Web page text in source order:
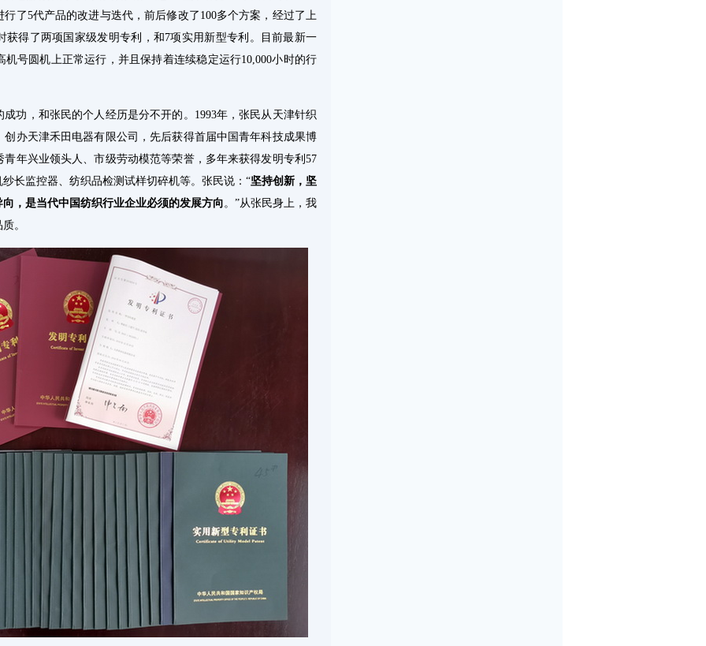
了5代产品的改进与迭代，前后修改了100多个方案，经过了上
获得了两项国家级发明专利，和7项实用新型专利。目前最新一
号圆机上正常运行，并且保持着连续稳定运行10,000小时的行
功，和张民的个人经历是分不开的。1993年，张民从天津针织
办天津禾田电器有限公司，先后获得首届中国青年科技成果博
年兴业领头人、市级劳动模范等荣誉，多年来获得发明专利57
长监控器、纺织品检测试样切碎机等。张民说：“坚持创新，坚
，是当代中国纺织行业企业必须的发展方向。”从张民身上，我
。